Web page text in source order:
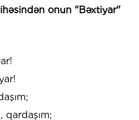
onun "Bəxtiyar"